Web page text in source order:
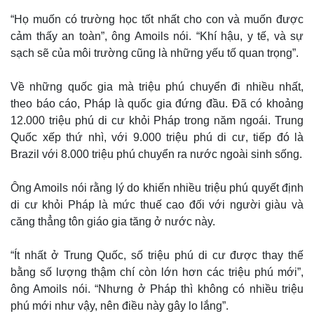
Thế giới
Multimedia
“Họ muốn có trường học tốt nhất cho con và muốn được
cảm thấy an toàn”, ông Amoils nói. “Khí hậu, y tế, và sự
sạch sẽ của môi trường cũng là những yếu tố quan trọng”.
Về những quốc gia mà triệu phú chuyển đi nhiều nhất,
theo báo cáo, Pháp là quốc gia đứng đầu. Đã có khoảng
12.000 triệu phú di cư khỏi Pháp trong năm ngoái. Trung
Quốc xếp thứ nhì, với 9.000 triệu phú di cư, tiếp đó là
Brazil với 8.000 triệu phú chuyển ra nước ngoài sinh sống.
Ông Amoils nói rằng lý do khiến nhiều triệu phú quyết định
di cư khỏi Pháp là mức thuế cao đối với người giàu và
căng thẳng tôn giáo gia tăng ở nước này.
“Ít nhất ở Trung Quốc, số triệu phú di cư được thay thế
bằng số lượng thậm chí còn lớn hơn các triệu phú mới”,
ông Amoils nói. “Nhưng ở Pháp thì không có nhiều triệu
phú mới như vậy, nên điều này gây lo lắng”.